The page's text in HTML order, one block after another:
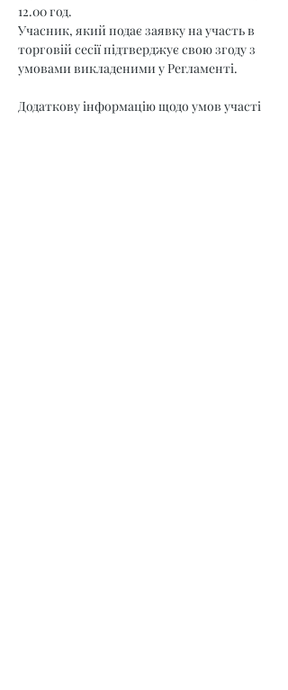
12.00 год.
Учасник, який подає заявку на участь в
торговій сесії підтверджує свою згоду з
умовами викладеними у Регламенті.
Додаткову інформацію щодо умов участі